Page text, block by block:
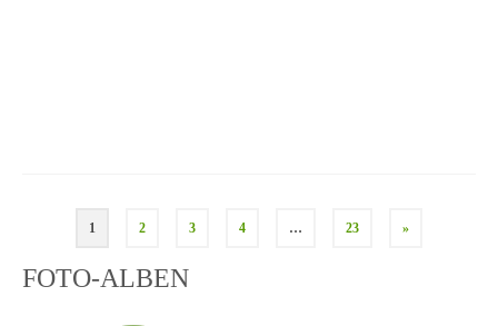
Seitennummerierung
der
1 2 3 4 … 23 »
FOTO-ALBEN